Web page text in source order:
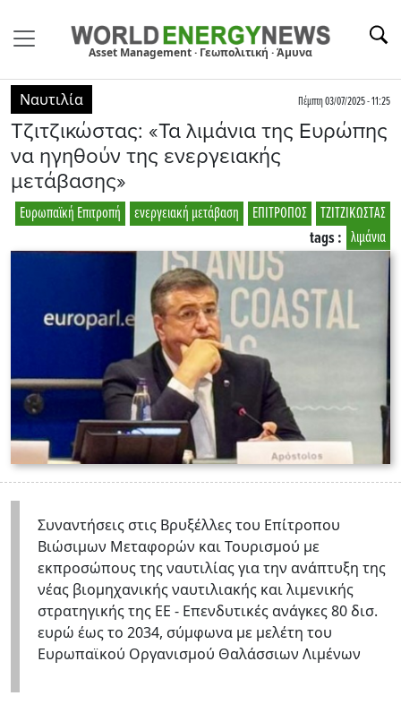
Asset Management · Γεωπολιτική · Άμυνα
Ναυτιλία Πέμπτη 03/07/2025 - 11:25
Τζιτζικώστας: «Τα λιμάνια της Ευρώπης
να ηγηθούν της ενεργειακής
μετάβασης»
ΤΖΙΤΖΙΚΩΣΤΑΣ
ΕΠΙΤΡΟΠΟΣ
ενεργειακή μετάβαση
Ευρωπαϊκή Επιτροπή
λιμάνια
tags :
Συναντήσεις στις Βρυξέλλες του Επίτροπου
Βιώσιμων Μεταφορών και Τουρισμού με
εκπροσώπους της ναυτιλίας για την ανάπτυξη της
νέας βιομηχανικής ναυτιλιακής και λιμενικής
στρατηγικής της ΕΕ - Επενδυτικές ανάγκες 80 δισ.
ευρώ έως το 2034, σύμφωνα με μελέτη του
Ευρωπαϊκού Οργανισμού Θαλάσσιων Λιμένων